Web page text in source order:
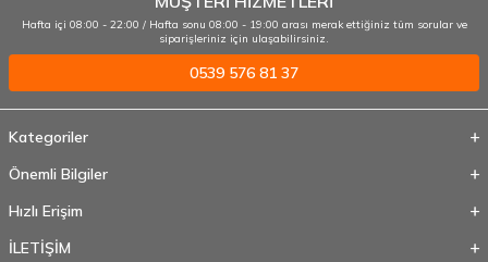
Hafta içi 08:00 - 22:00 / Hafta sonu 08:00 - 19:00 arası merak ettiğiniz tüm sorular ve
siparişleriniz için ulaşabilirsiniz.
0539 576 81 37
Kategoriler
Önemli Bilgiler
Hızlı Erişim
İLETİŞİM